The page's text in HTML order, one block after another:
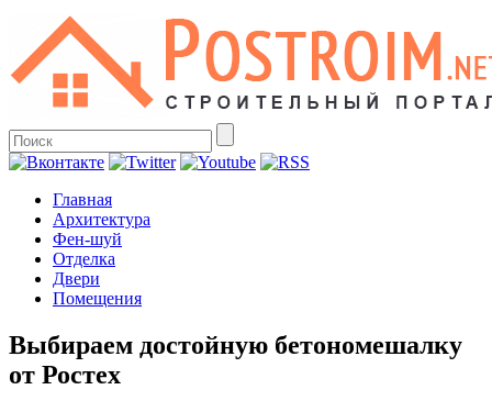
Главная
Архитектура
Фен-шуй
Отделка
Двери
Помещения
Выбираем достойную бетономешалку
от Ростех